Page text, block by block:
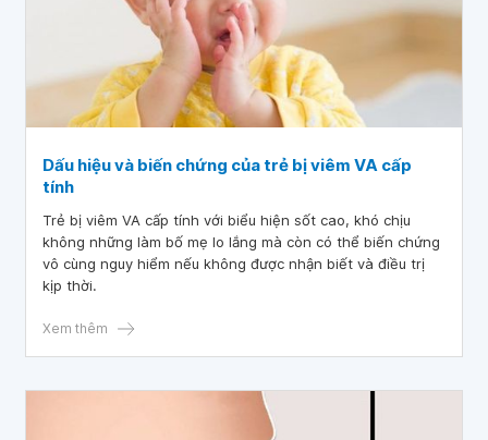
Dấu hiệu và biến chứng của trẻ bị viêm VA cấp
tính
Trẻ bị viêm VA cấp tính với biểu hiện sốt cao, khó chịu
không những làm bố mẹ lo lắng mà còn có thể biến chứng
vô cùng nguy hiểm nếu không được nhận biết và điều trị
kịp thời.
Xem thêm